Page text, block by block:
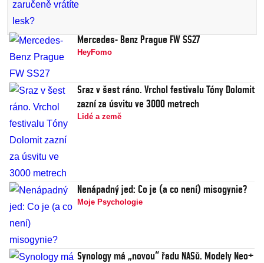
Mercedes- Benz Prague FW SS27
HeyFomo
Sraz v šest ráno. Vrchol festivalu Tóny Dolomit
zazní za úsvitu ve 3000 metrech
Lidé a země
Nenápadný jed: Co je (a co není) misogynie?
Moje Psychologie
Synology má „novou“ řadu NASů. Modely Neo+